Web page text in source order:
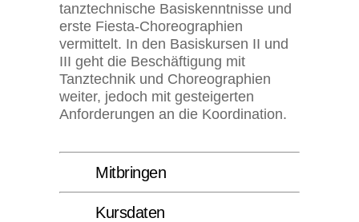
tanztechnische Basiskenntnisse und
erste Fiesta-Choreographien
vermittelt. In den Basiskursen II und
III geht die Beschäftigung mit
Tanztechnik und Choreographien
weiter, jedoch mit gesteigerten
Anforderungen an die Koordination.
Mitbringen
Kursdaten